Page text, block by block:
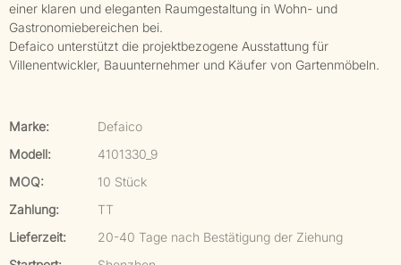
einer klaren und eleganten Raumgestaltung in Wohn- und
Gastronomiebereichen bei.
Defaico unterstützt die projektbezogene Ausstattung für
Villenentwickler, Bauunternehmer und Käufer von Gartenmöbeln.
Marke:
Defaico
Modell:
4101330_9
MOQ:
10 Stück
Zahlung:
TT
Lieferzeit:
20-40 Tage nach Bestätigung der Ziehung